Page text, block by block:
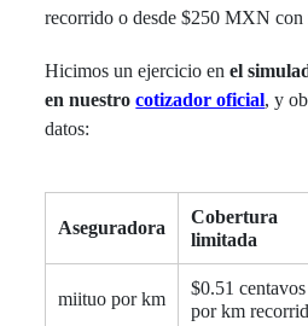
recorrido o desde $250 MXN con
Hicimos un ejercicio enel
en nuestro cotizador oficial, y
datos:
Aseguradora
Cobertura
limitada
miituo por km
$0.51 centavos
por km